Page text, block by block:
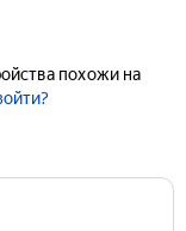
похожи на